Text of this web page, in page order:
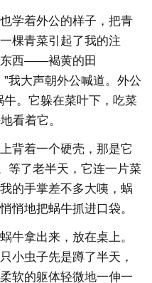
学着外公的样子，把青
棵青菜引起了我的注
东西——褐黄的田
我大声朝外公喊道。外公
牛。它躲在菜叶下，吃菜
看着它。
背着一个硬壳，那是它
等了老半天，它连一片菜
的手掌差不多大咦，蜗
悄地把蜗牛抓进口袋。
牛拿出来，放在桌上。
小虫子先是蹲了半天，
软的躯体轻微地一伸一